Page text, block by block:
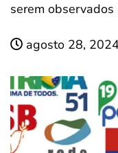
serem
agosto 28,